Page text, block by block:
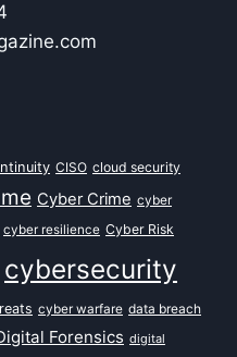
CISO cloud security
Cyber Crime cyber
cyber resilience Cyber Risk
cybersecurity
cyber warfare data breach
Forensics digital